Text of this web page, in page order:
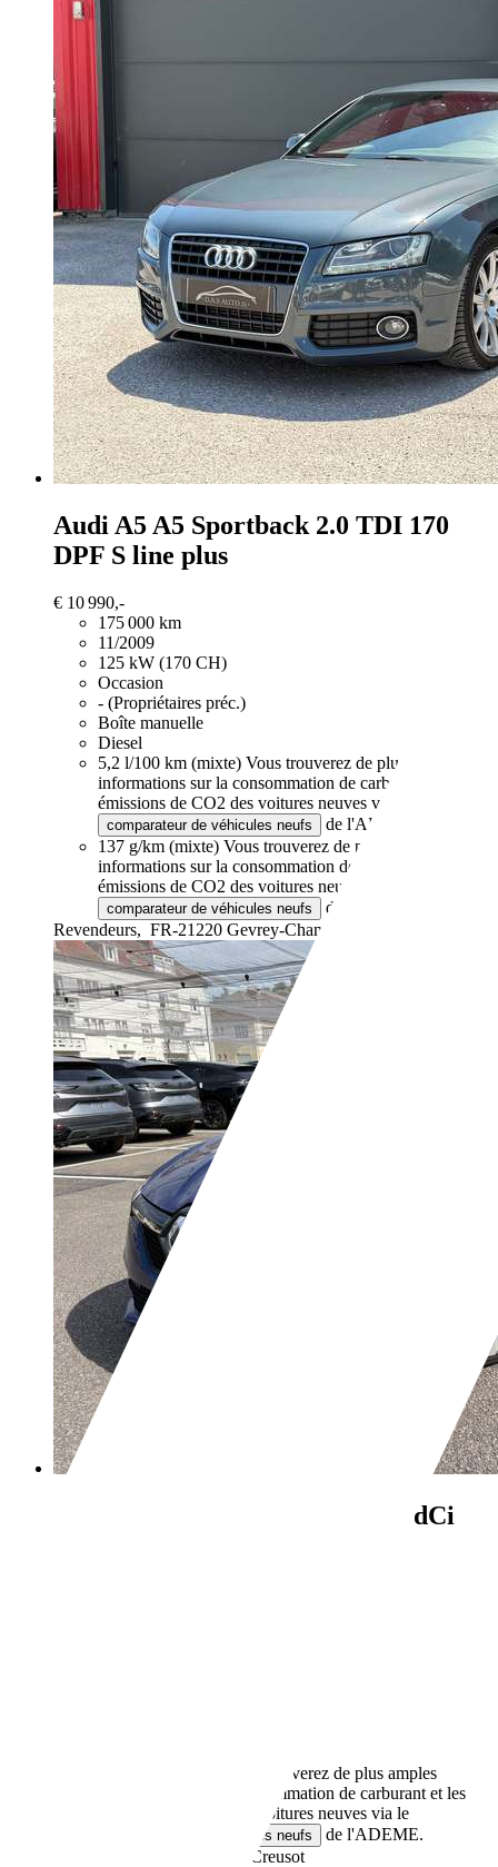
Audi A5A5 Sportback 2.0 TDI 170
DPF S line plus
€ 10 990,-
175 000 km
11/2009
125 kW (170 CH)
Occasion
- (Propriétaires préc.)
Boîte manuelle
Diesel
5,2 l/100 km (mixte) Vous trouverez de plus amples
informations sur la consommation de carburant et les
émissions de CO2 des voitures neuves via le
comparateur de véhicules neufs
de l'ADEME.
137 g/km (mixte) Vous trouverez de plus amples
informations sur la consommation de carburant et les
émissions de CO2 des voitures neuves via le
comparateur de véhicules neufs
de l'ADEME.
Revendeurs, FR-21220 Gevrey-Chambertin
IV 1.6 Energy dCi
Vous trouverez de plus amples
informations sur la consommation de carburant et les
émissions de CO2 des voitures neuves via le
comparateur de véhicules neufs
de l'ADEME.
FR-71200 Le Creusot